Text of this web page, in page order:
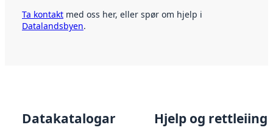
Ta kontakt med oss her, eller spør om hjelp i
Datalandsbyen.
Datakatalogar Hjelp og rettleiing